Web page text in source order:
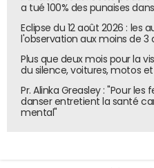
a tué 100% des punaises
Eclipse du 12 août 2026 : les
l'observation aux moins de 3
Plus que deux mois pour la
du silence, voitures, motos
Pr. Alinka Greasley : "Pour
danser entretient la santé
mental"